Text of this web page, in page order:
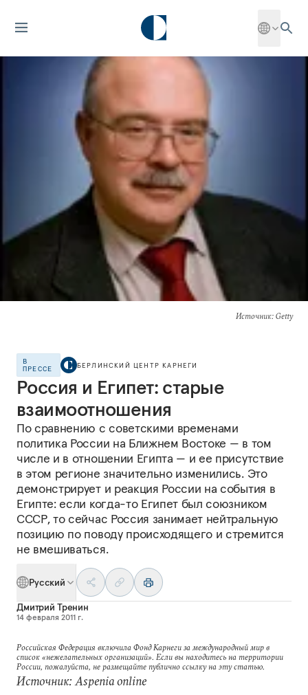
Источник: Getty
В
ПРЕССЕ
БЕРЛИНСКИЙ ЦЕНТР КАРНЕГИ
Россия и Египет: старые
взаимоотношения
По сравнению с советскими временами
политика России на Ближнем Востоке — в том
числе и в отношении Египта — и ее присутствие
в этом регионе значительно изменились. Это
демонстрирует и реакция России на события в
Египте: если когда-то Египет был союзником
СССР, то сейчас Россия занимает нейтральную
позицию по поводу происходящего и стремится
не вмешиваться.
Русский
Дмитрий Тренин
14 февраля 2011 г.
Российская Федерация включила Фонд Карнеги за международный мир в
список «нежелательных организаций». Если вы находитесь на территории
России, пожалуйста, не размещайте публично ссылку на эту статью.
Источник: Aspenia online